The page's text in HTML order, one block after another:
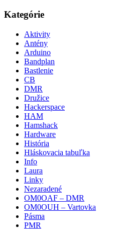
Kategórie
Aktivity
Antény
Arduino
Bandplan
Bastlenie
CB
DMR
Družice
Hackerspace
HAM
Hamshack
Hardware
História
Hláskovacia tabuľka
Info
Laura
Linky
Nezaradené
OM0OAF – DMR
OM0OUH – Vartovka
Pásma
PMR